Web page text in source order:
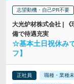
志望動機・自己PR不要
大光炉材株式会社 |
備で待遇充実
☆基本土日祝休み
フ】
正社員 職種・業種